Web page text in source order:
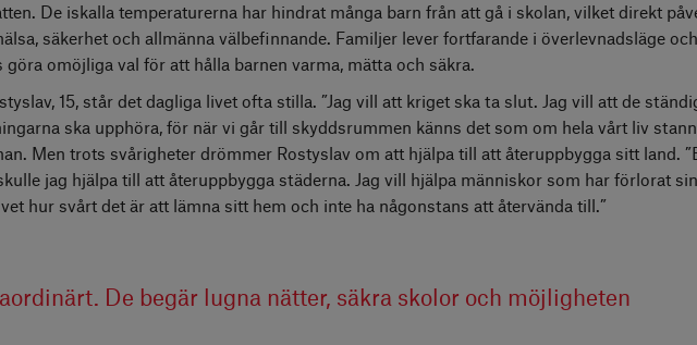
De iskalla temperaturerna har hindrat många barn från att gå i skolan, vilket direkt
säkerhet och allmänna välbefinnande. Familjer lever fortfarande i överlevnadsläge och
göra omöjliga val för att hålla barnen varma, mätta och säkra.
15, står det dagliga livet ofta stilla. ”Jag vill att kriget ska ta slut. Jag vill att de
ska upphöra, för när vi går till skyddsrummen känns det som om hela vårt liv
Men trots svårigheter drömmer Rostyslav om att hjälpa till att återuppbygga sitt land.
jag hjälpa till att återuppbygga städerna. Jag vill hjälpa människor som har förlorat
hur svårt det är att lämna sitt hem och inte ha någonstans att återvända till.”
De begär lugna nätter, säkra skolor och möjligheten